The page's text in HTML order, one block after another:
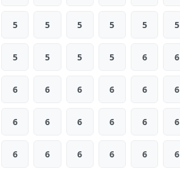
5 5 5 5 5 5
5 5 5 5 6 6
6 6 6 6 6 6
6 6 6 6 6 6
6 6 6 6 6 6